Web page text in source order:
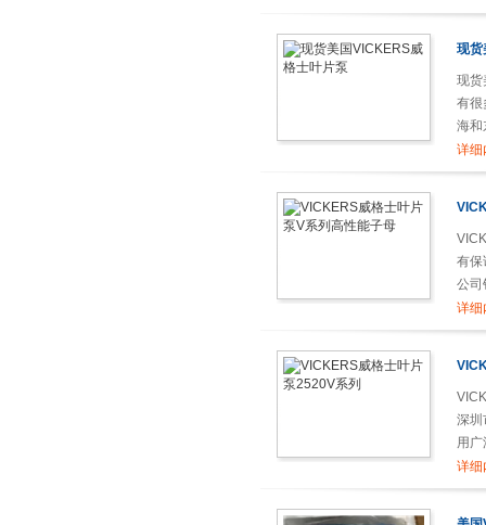
现货
现货
有很
海和
详细
有保
公司
详细
深圳
用
详细